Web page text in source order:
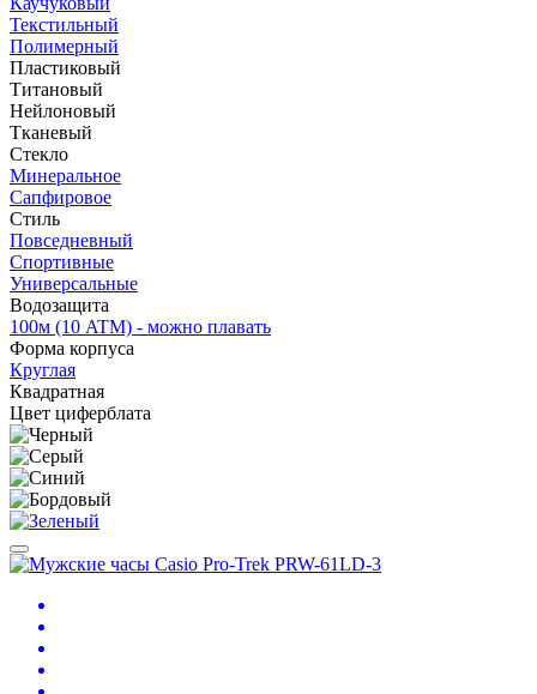
Текстильный
Полимерный
Пластиковый
Титановый
Нейлоновый
Тканевый
Стекло
Минеральное
Сапфировое
Стиль
Повседневный
Спортивные
Универсальные
Водозащита
100м (10 ATM) - можно плавать
Форма корпуса
Круглая
Квадратная
Цвет циферблата